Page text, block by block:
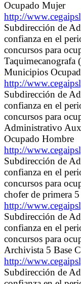
Ocupado Mujer
http://
Subdirección de
confianza en el
concursos para
Taquimecanografa
Municipios
http://
Subdirección de
confianza en el
concursos para
Administrativo
Ocupado Hombre
http://
Subdirección de
confianza en el
concursos para
chofer de primera
http://
Subdirección de
confianza en el
concursos para
Archivista 5 Base
http://
Subdirección de